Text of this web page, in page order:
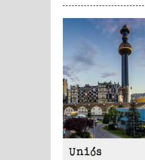
Uniós